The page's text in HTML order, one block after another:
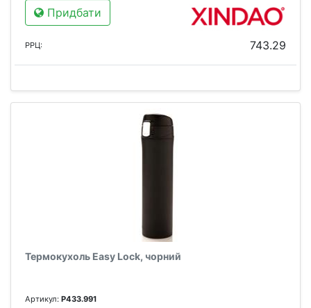
Придбати
РРЦ: 743.29
Термокухоль Easy Lock, чорний
Артикул: P433.991